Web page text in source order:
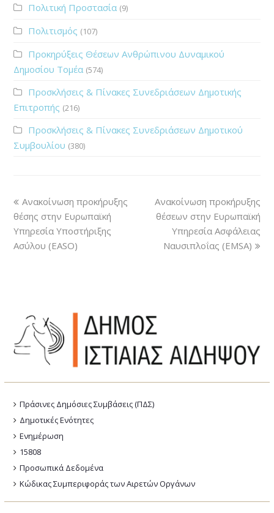
Πολιτική Προστασία (9)
Πολιτισμός (107)
Προκηρύξεις Θέσεων Ανθρώπινου Δυναμικού
Δημοσίου Τομέα (574)
Προσκλήσεις & Πίνακες Συνεδριάσεων Δημοτικής
Επιτροπής (216)
Προσκλήσεις & Πίνακες Συνεδριάσεων Δημοτικού
Συμβουλίου (380)
Ανακοίνωση προκήρυξης
θέσης στην Ευρωπαϊκή
Υπηρεσία Υποστήριξης
Ασύλου (EASO)
Ανακοίνωση προκήρυξης
θέσεων στην Ευρωπαϊκή
Υπηρεσία Ασφάλειας
Ναυσιπλοΐας (EMSA)
Πράσινες Δημόσιες Συμβάσεις (ΠΔΣ)
Δημοτικές Ενότητες
Ενημέρωση
15808
Προσωπικά Δεδομένα
Κώδικας Συμπεριφοράς των Αιρετών Οργάνων